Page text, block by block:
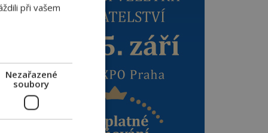
při vašem
Nezařazené
soubory